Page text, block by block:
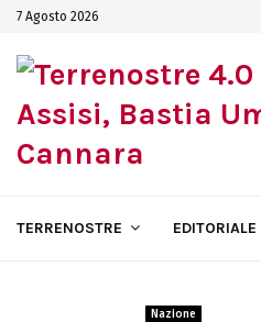
7 Agosto 2026
TERRENOSTRE EDITORIALE
Nazione